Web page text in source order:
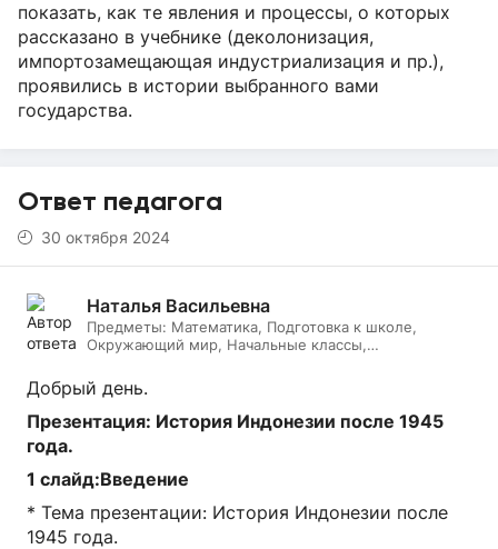
показать, как те явления и процессы, о которых
рассказано в учебнике (деколонизация,
импортозамещающая индустриализация и пр.),
проявились в истории выбранного вами
государства.
Ответ педагога
30 октября 2024
Наталья Васильевна
Предметы: Математика, Подготовка к школе,
Окружающий мир, Начальные классы,
Добрый день.
Презентация: История Индонезии после 1945
года.
1 слайд:Введение
* Тема презентации: История Индонезии после
1945 года.